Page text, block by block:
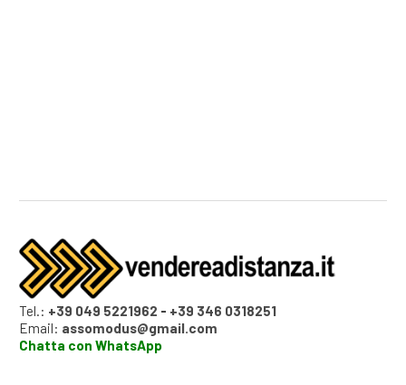
Tel.: +39 049 5221962 - +39 346 0318251
Email: assomodus@gmail.com
Chatta con WhatsApp